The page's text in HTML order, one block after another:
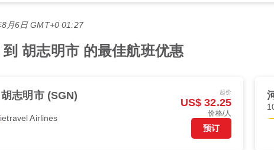
月6日 GMT+0 01:27
胡志明市 的最佳航班优惠
胡志明市 (SGN)
Airlines
起价
US$ 32.25
价格/人
预订